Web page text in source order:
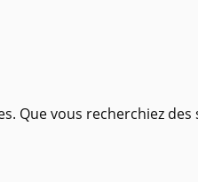
Que vous recherchiez